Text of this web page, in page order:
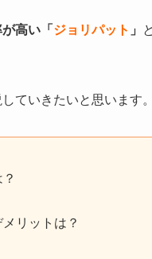
高い「 ジョリパット 」
ていきたいと思います。
リットは？